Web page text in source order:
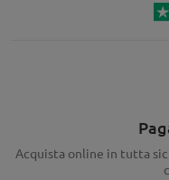
Acquista online in tutta